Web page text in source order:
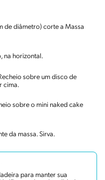
de diâmetro) corte a Massa
na horizontal.
sobre um disco de
cima.
sobre o mini naked cake
da massa. Sirva.
para manter sua